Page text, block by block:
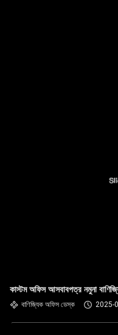
কাস্টম অফিস আসবাবপত্র নমুনা
বাণিজ্যিক অফিস ডেস্ক 2025-